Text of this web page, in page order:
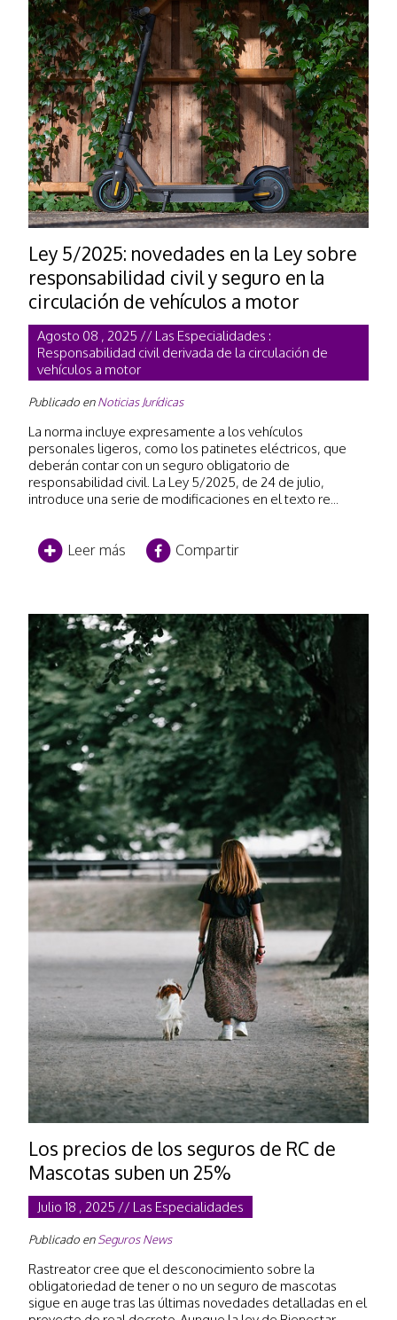
Ley 5/2025: novedades en la Ley sobre
responsabilidad civil y seguro en la
circulación de vehículos a motor
Agosto 08 , 2025 // Las Especialidades :
Responsabilidad civil derivada de la circulación de
vehículos a motor
Publicado enNoticias Jurídicas
La norma incluye expresamente a los vehículos
personales ligeros, como los patinetes eléctricos, que
deberán contar con un seguro obligatorio de
responsabilidad civil. La Ley 5/2025, de 24 de julio,
introduce una serie de modificaciones en el texto re...
Leer más Compartir
Los precios de los seguros de RC de
Mascotas suben un 25%
Julio 18 , 2025 // Las Especialidades
Publicado enSeguros News
Rastreator cree que el desconocimiento sobre la
obligatoriedad de tener o no un seguro de mascotas
sigue en auge tras las últimas novedades detalladas en el